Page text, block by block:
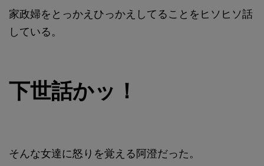
家政婦をとっかえひっかえしてることをヒソヒソ話
している。
下世話かッ！
そんな女達に怒りを覚える阿澄だった。